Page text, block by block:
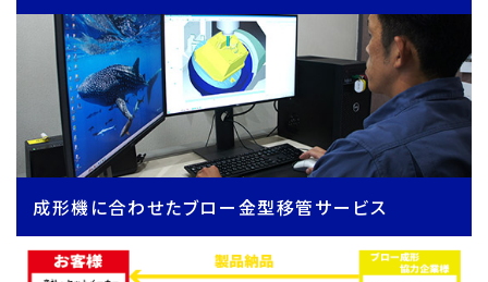
成形機に合わせたブロー金型移管サービス